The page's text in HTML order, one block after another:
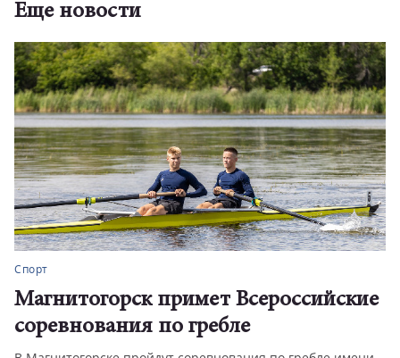
Еще новости
Спорт
Магнитогорск примет Всероссийские
соревнования по гребле